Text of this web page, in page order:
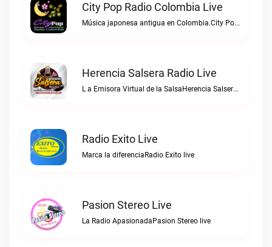
City Pop Radio Colombia Live
Música japonesa antigua en Colombia.City Pop Radio Colombia live
Herencia Salsera Radio Live
L a Emisora Virtual de la SalsaHerencia Salsera Radio live
Radio Exito Live
Marca la diferenciaRadio Exito live
Pasion Stereo Live
La Radio ApasionadaPasion Stereo live